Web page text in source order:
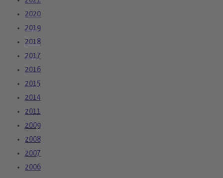
2020
2019
2018
2017
2016
2015
2014
2011
2009
2008
2007
2006